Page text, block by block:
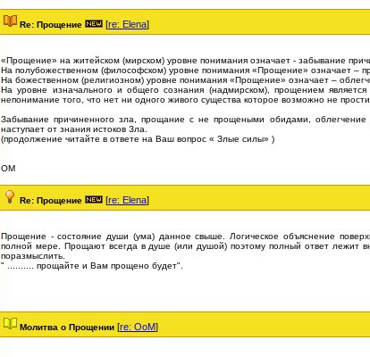
Re: Прощение [re: Elena]
«Прощение» на житейском (мирском) уровне понимания означает - забывание
На полубожественном (философском) уровне понимания «Прощение» означает –
На божественном (религиозном) уровне понимания «Прощение» означает –
На уровне изначального и общего сознания (надмирском), прощением
непонимание того, что нет ни одного живого существа которое возможно не
Забывание причиненного зла, прощание с не прощеными обидами, облегчение
наступает от знания истоков Зла.
(продолжение читайте в ответе на Ваш вопрос « Злые силы» )
ОМ
Re: Прощение [re: Elena]
Прощение - состояние души (ума) данное свыше. Логическое объяснение
полной мере. Прощают всегда в душе (или душой) поэтому полный ответ лежит
поразмыслить.
" .......... прощайте и Вам прощено будет".
Молитва о Прощении [re: OoM]